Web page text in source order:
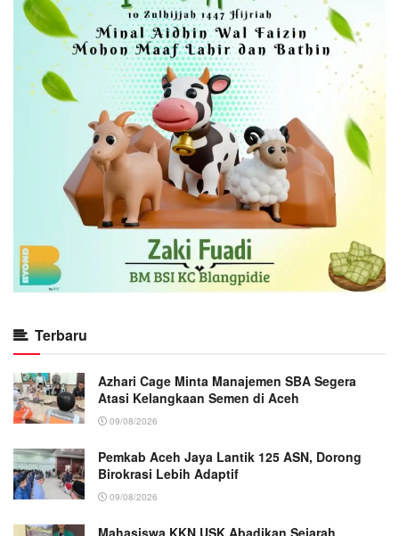
Terbaru
Azhari Cage Minta Manajemen SBA Segera
Atasi Kelangkaan Semen di Aceh
09/08/2026
Pemkab Aceh Jaya Lantik 125 ASN, Dorong
Birokrasi Lebih Adaptif
09/08/2026